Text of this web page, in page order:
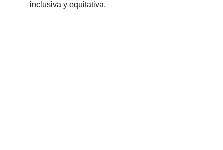
inclusiva y equitativa.